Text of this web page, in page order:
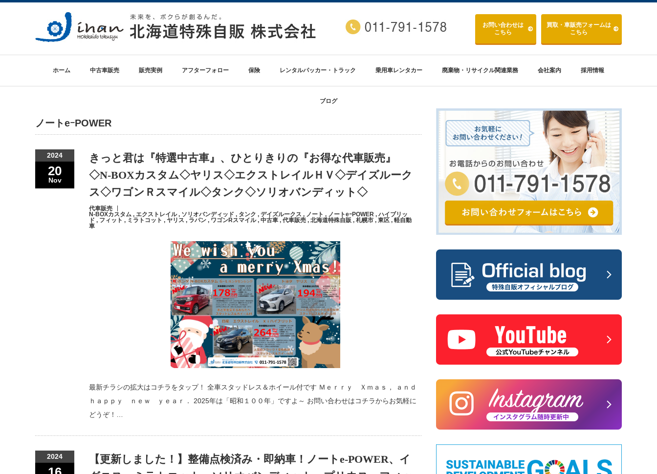
お問い合わせは
こちら
買取・車販売フォームは
こちら
ホーム 中古車販売 販売実例 アフターフォロー 保険 レンタルパッカー・トラック 乗用車レンタカー 廃棄物・リサイクル関連業務 会社案内 採用情報
ブログ
ノートeｰPOWER
2024
20
Nov
きっと君は『特選中古車』、ひとりきりの『お得な代車販売』
◇N-BOXカスタム◇ヤリス◇エクストレイルＨＶ◇デイズルーク
ス◇ワゴンＲスマイル◇タンク◇ソリオバンディット◇
代車販売
N-BOXカスタム , エクストレイル, ソリオバンディッド , タンク , デイズルークス , ノート , ノートeｰPOWER , ハイブリッ
ド , フィット , ミラトコット , ヤリス , ラパン , ワゴンRスマイル, 中古車 , 代車販売 , 北海道特殊自販 , 札幌市 , 東区 , 軽自動
車
最新チラシの拡大はコチラをタップ！ 全車スタッドレス＆ホイール付です Ｍｅｒｒｙ Ｘｍａｓ， ａｎｄ
ｈａｐｐｙ ｎｅｗ ｙｅａｒ． 2025年は「昭和１００年」ですよ～ お問い合わせはコチラからお気軽に
どうぞ！…
2024
【更新しました！】整備点検済み・即納車！ノートe-POWER、イ